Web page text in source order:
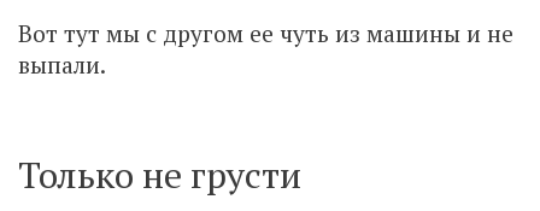
Вот тут мы с другом ее чуть из машины и не
выпали.
Только не грусти